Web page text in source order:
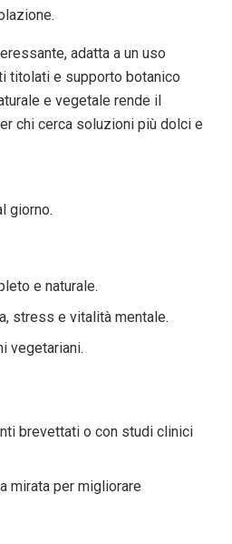
adatta a un uso
titolati e supporto botanico
e vegetale rende il
chi cerca soluzioni più dolci e
giorno.
e naturale.
stress e vitalità mentale.
vegetariani.
brevettati o con studi clinici
mirata per migliorare